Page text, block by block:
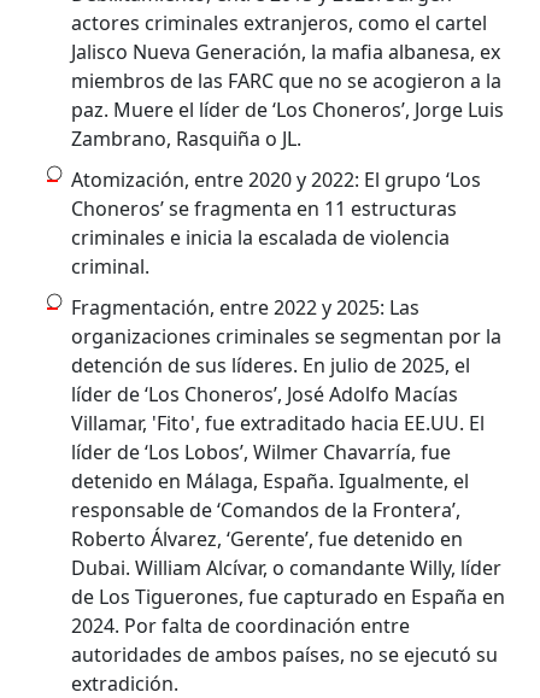
actores criminales extranjeros, como el cartel
Jalisco Nueva Generación, la mafia albanesa, ex
miembros de las FARC que no se acogieron a la
paz. Muere el líder de ‘Los Choneros’, Jorge Luis
Zambrano, Rasquiña o JL.
Atomización, entre 2020 y 2022: El grupo ‘Los
Choneros’ se fragmenta en 11 estructuras
criminales e inicia la escalada de violencia
criminal.
Fragmentación, entre 2022 y 2025: Las
organizaciones criminales se segmentan por la
detención de sus líderes. En julio de 2025, el
líder de ‘Los Choneros’, José Adolfo Macías
Villamar, 'Fito', fue extraditado hacia EE.UU. El
líder de ‘Los Lobos’, Wilmer Chavarría, fue
detenido en Málaga, España. Igualmente, el
responsable de ‘Comandos de la Frontera’,
Roberto Álvarez, ‘Gerente’, fue detenido en
Dubai. William Alcívar, o comandante Willy, líder
de Los Tiguerones, fue capturado en España en
2024. Por falta de coordinación entre
autoridades de ambos países, no se ejecutó su
extradición.